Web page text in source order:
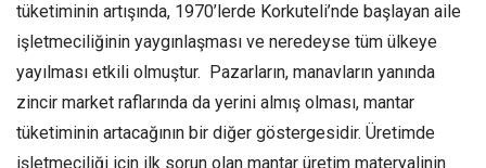
tüketiminin artışında, 1970’lerde Korkuteli’nde başlayan aile
işletmeciliğinin yaygınlaşması ve neredeyse tüm ülkeye
yayılması etkili olmuştur. Pazarların, manavların yanında
zincir market raflarında da yerini almış olması, mantar
tüketiminin artacağının bir diğer göstergesidir. Üretimde
işletmeciliği için ilk sorun olan mantar üretim materyalinin